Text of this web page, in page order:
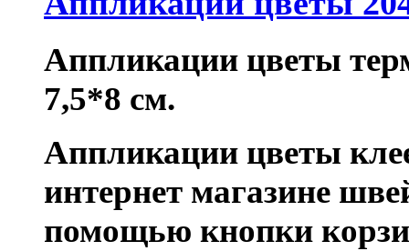
Аппликации цветы
7,5*8 см.
Аппликации цветы
интернет магазине
помощью кнопки